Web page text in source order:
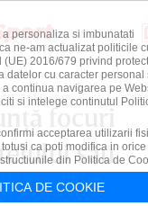
focuri
său
personaliza si imbunatati
ne-am actualizat politicile
2016/679 privind
datelor cu caracter personal
continua navigarea pe
si intelege continutul
acceptarea utilizarii
ca poti modifica in orice
din Politica de
DE COOKIE